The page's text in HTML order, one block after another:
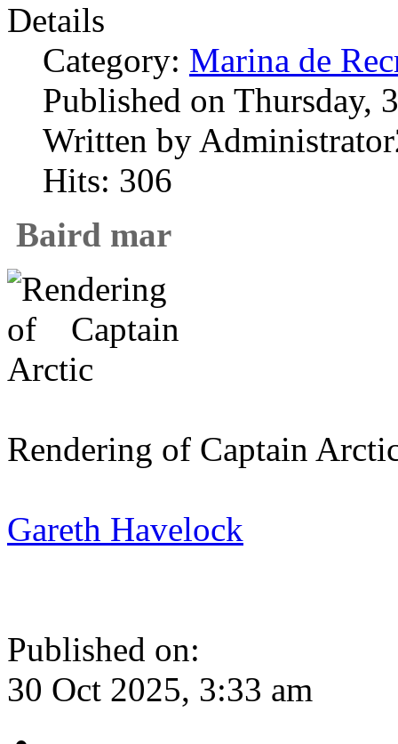
Details
Category: Marina de
Published on Thursday,
Written by
Hits: 306
Baird mar
Rendering of Captain
Gareth Havelock
Published on:
30 Oct 2025, 3:33 am